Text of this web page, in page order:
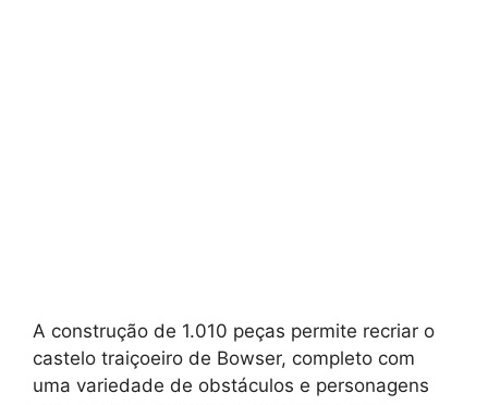
A construção de 1.010 peças permite recriar o
castelo traiçoeiro de Bowser, completo com
uma variedade de obstáculos e personagens